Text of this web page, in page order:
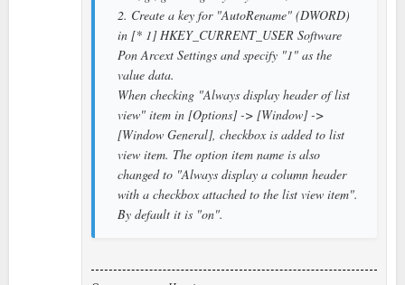
2. Create a key for "AutoRename" (DWORD)
in [* 1] HKEY_CURRENT_USER Software
Pon Arcext Settings and specify "1" as the
value data.
When checking "Always display header of list
view" item in [Options] -> [Window] ->
[Window General], checkbox is added to list
view item. The option item name is also
changed to "Always display a column header
with a checkbox attached to the list view item".
By default it is "on".